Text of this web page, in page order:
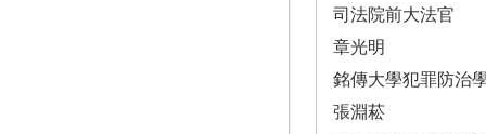
司法院前大法官
章光明
銘傳大學犯罪防治
張淵菘